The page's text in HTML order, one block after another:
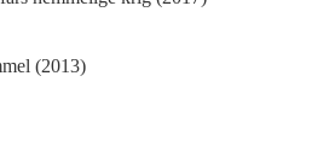
(2013)